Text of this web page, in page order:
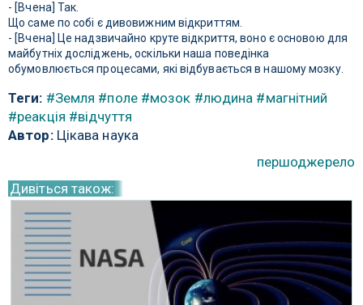
- [Вчена] Так.
Що саме по собі є дивовижним відкриттям.
- [Вчена] Це надзвичайно круте відкриття, воно є основою для
майбутніх досліджень, оскільки наша поведінка
обумовлюється процесами, які відбувається в нашому мозку.
Теги: #Земля #поле #мозок #людина #магнітний
#реакція #відчуття
Автор:Цікава наука
першоджерело
Дивіться також: